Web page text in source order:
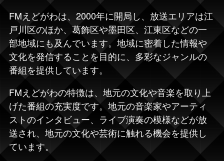
FMえどがわは、2000年に開局し、放送エリアは江
戸川区のほか、葛飾区や墨田区、江東区などの一
部地域にも及んでいます。地域に密着した情報や
文化を発信することを目的に、多彩なジャンルの
番組を提供しています。
FMえどがわの特徴は、地元の文化や音楽を取り上
げた番組の充実度です。地元の音楽家やアーティ
ストのインタビュー、ライブ演奏の模様などが放
送され、地元の文化や芸術に触れる機会を提供し
ています。